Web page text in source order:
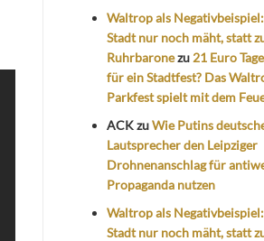
Waltrop als
Stadt nur noch mäht, statt
Ruhrbaronezu 21 Euro
für ein Stadtfest? Das
Parkfest spielt mit dem
ACKzuWie Putins
Lautsprecher den Leipziger
Drohnenanschlag für
Propaganda nutzen
Waltrop als
Stadt nur noch mäht, statt